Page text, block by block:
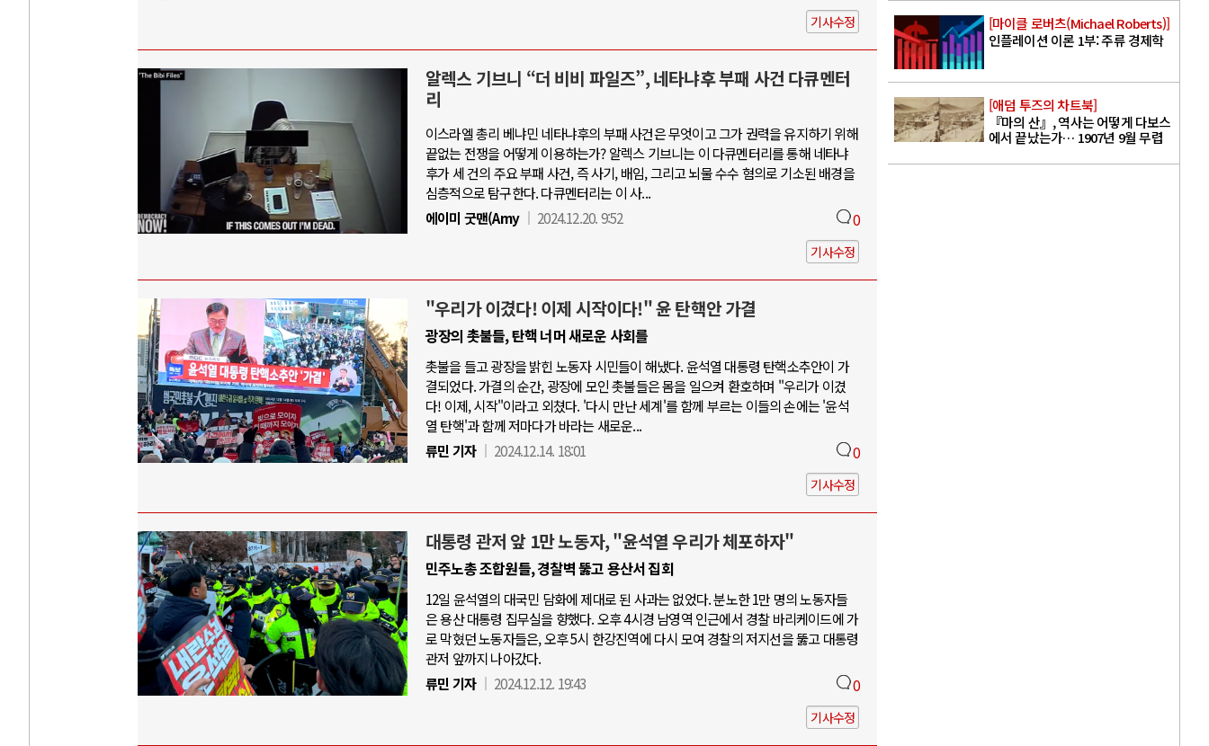
기사수정
알렉스 기브니 “더 비비 파일즈”, 네타냐후 부패 사건 다큐멘터
리
이스라엘 총리 베냐민 네타냐후의 부패 사건은 무엇이고 그가 권력을 유지하기 위해
끝없는 전쟁을 어떻게 이용하는가? 알렉스 기브니는 이 다큐멘터리를 통해 네타냐
후가 세 건의 주요 부패 사건, 즉 사기, 배임, 그리고 뇌물 수수 혐의로 기소된 배경을
심층적으로 탐구한다. 다큐멘터리는 이 사...
에이미 굿맨(Amy
2024.12.20. 9:52 0
기사수정
"우리가 이겼다! 이제 시작이다!" 윤 탄핵안 가결
광장의 촛불들, 탄핵 너머 새로운 사회를
촛불을 들고 광장을 밝힌 노동자 시민들이 해냈다. 윤석열 대통령 탄핵소추안이 가
결되었다. 가결의 순간, 광장에 모인 촛불들은 몸을 일으켜 환호하며 "우리가 이겼
다! 이제, 시작"이라고 외쳤다. '다시 만난 세계'를 함께 부르는 이들의 손에는 '윤석
열 탄핵'과 함께 저마다가 바라는 새로운...
류민 기자
2024.12.14. 18:01 0
기사수정
대통령 관저 앞 1만 노동자, "윤석열 우리가 체포하자"
민주노총 조합원들, 경찰벽 뚫고 용산서 집회
12일 윤석열의 대국민 담화에 제대로 된 사과는 없었다. 분노한 1만 명의 노동자들
은 용산 대통령 집무실을 향했다. 오후 4시경 남영역 인근에서 경찰 바리케이드에 가
로 막혔던 노동자들은, 오후 5시 한강진역에 다시 모여 경찰의 저지선을 뚫고 대통령
관저 앞까지 나아갔다.
류민 기자
2024.12.12. 19:43 0
기사수정
[마이클 로버츠(Michael Roberts)]
인플레이션 이론 1부: 주류 경제학
[애덤 투즈의 차트북]
『마의 산』, 역사는 어떻게 다보스
에서 끝났는가… 1907년 9월 무렵